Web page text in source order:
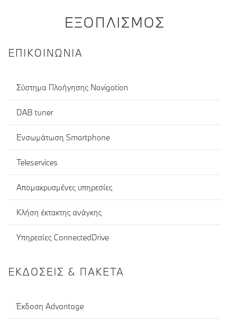
ΕΞΟΠΛΙΣΜΌΣ
ΕΠΙΚΟΙΝΩΝΊΑ
Σύστημα Πλοήγησης Navigation
DAB tuner
Ενσωμάτωση Smartphone
Teleservices
Απομακρυσμένες υπηρεσίες
Κλήση έκτακτης ανάγκης
Υπηρεσίες ConnectedDrive
ΕΚΔΌΣΕΙΣ & ΠΑΚΈΤΑ
Έκδοση Advantage